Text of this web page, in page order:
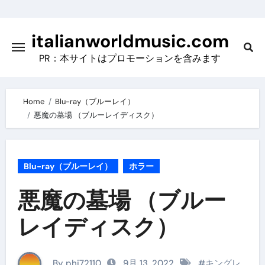
contentitalianworldmusic.com
PR：本サイトはプロモーションを含みます
Home
Blu-ray（ブルーレイ）
悪魔の墓場 （ブルーレイディスク）
Blu-ray（ブルーレイ） ホラー
悪魔の墓場 （ブルー
レイディスク）